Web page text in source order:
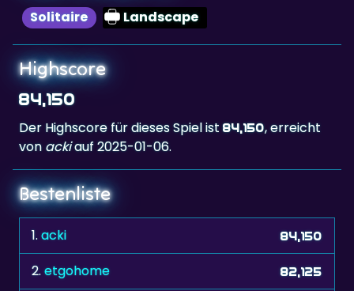
Highscore
84,150
Der Highscore für dieses Spiel ist
vonackiauf 2025-01-06.
Bestenliste
1.acki
2.etgohome 82,125
3. AEK21 82,055